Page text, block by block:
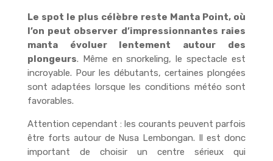
Le spot le plus célèbre reste Manta Point, où
l’on peut observer d’impressionnantes raies
manta évoluer lentement autour des
plongeurs. Même en snorkeling, le spectacle est
incroyable. Pour les débutants, certaines plongées
sont adaptées lorsque les conditions météo sont
favorables.
Attention cependant : les courants peuvent parfois
être forts autour de Nusa Lembongan. Il est donc
important de choisir un centre sérieux qui